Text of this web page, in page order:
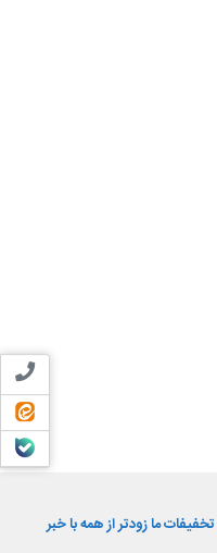
تماس
ایتا
بله
ما زودتر از همه با خبر